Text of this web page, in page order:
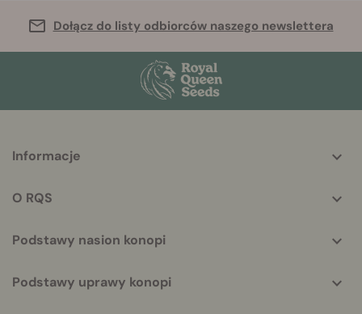
Dołącz do listy odbiorców naszego newslettera
helpful
Informacje
O RQS
Podstawy nasion konopi
Podstawy uprawy konopi